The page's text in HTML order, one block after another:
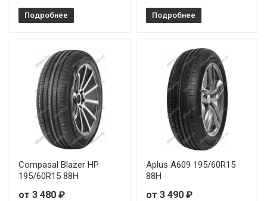
Подробнее Подробнее
Compasal Blazer HP
195/60R15 88H
от 3 480 ₽
Aplus A609 195/60R15
88H
от 3 490 ₽